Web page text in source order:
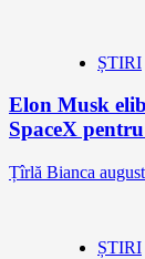
ȘTIRI
Elon Musk
SpaceX
Țîrlă Bianca
ȘTIRI